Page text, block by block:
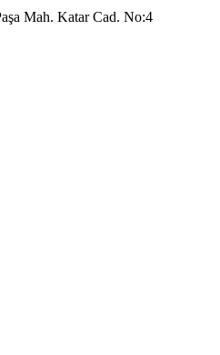
Mah. Katar Cad. No:4